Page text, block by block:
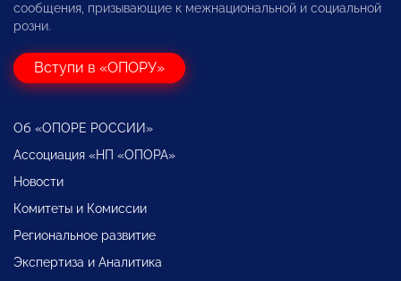
сообщения, призывающие к межнациональной и социальной
розни.
Вступи в «ОПОРУ»
Об «ОПОРЕ РОССИИ»
Ассоциация «НП «ОПОРА»
Новости
Комитеты и Комиссии
Региональное развитие
Экспертиза и Аналитика